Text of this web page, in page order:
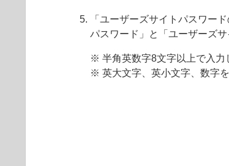
「ユーザーズサイトパスワー
パスワード」と「ユーザーズ
※ 半角英数字8文字以上で入力
※ 英大文字、英小文字、数字